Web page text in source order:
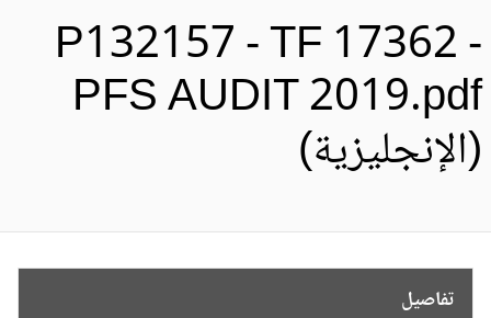
P132157 - TF 17362
PFS AUDIT
تفاصيل